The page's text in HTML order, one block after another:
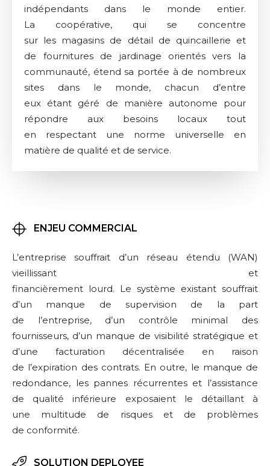
indépendants dans le monde entier.
La coopérative, qui se concentre
sur les magasins de détail de quincaillerie et
de fournitures de jardinage orientés vers la
communauté, étend sa portée à de nombreux
sites dans le monde, chacun d’entre
eux étant géré de manière autonome pour
répondre aux besoins locaux tout
en respectant une norme universelle en
matière de qualité et de service.
ENJEU COMMERCIAL
L’entreprise souffrait d’un réseau étendu (WAN)
vieillissant et
financièrement lourd. Le système existant souffrait
d’un manque de supervision de la part
de l’entreprise, d’un contrôle minimal des
fournisseurs, d’un manque de visibilité stratégique et
d’une facturation décentralisée en raison
de l’expiration des contrats. En outre, le manque de
redondance, les pannes récurrentes et l’assistance
de qualité inférieure exposaient le détaillant à
une multitude de risques et de problèmes
de conformité.
SOLUTION DEPLOYEE